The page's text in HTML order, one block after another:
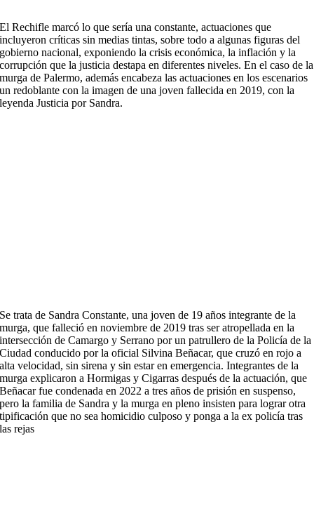
El Rechifle marcó lo que sería una constante, actuaciones que
incluyeron críticas sin medias tintas, sobre todo a algunas figuras del
gobierno nacional, exponiendo la crisis económica, la inflación y la
corrupción que la justicia destapa en diferentes niveles. En el caso de la
murga de Palermo, además encabeza las actuaciones en los escenarios
un redoblante con la imagen de una joven fallecida en 2019, con la
leyenda Justicia por Sandra.
Se trata de Sandra Constante, una joven de 19 años integrante de la
murga, que falleció en noviembre de 2019 tras ser atropellada en la
intersección de Camargo y Serrano por un patrullero de la Policía de la
Ciudad conducido por la oficial Silvina Beñacar, que cruzó en rojo a
alta velocidad, sin sirena y sin estar en emergencia. Integrantes de la
murga explicaron a Hormigas y Cigarras después de la actuación, que
Beñacar fue condenada en 2022 a tres años de prisión en suspenso,
pero la familia de Sandra y la murga en pleno insisten para lograr otra
tipificación que no sea homicidio culposo y ponga a la ex policía tras
las rejas